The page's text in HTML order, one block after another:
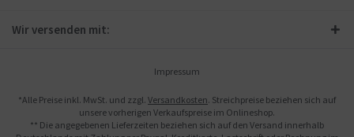
Wir versenden mit:
Impressum
*Alle Preise inkl. MwSt. und zzgl. Versandkosten. Streichpreise beziehen sich auf
unsere vorherigen Verkaufspreise im Onlineshop.
** Die angegebenen Lieferzeiten beziehen sich auf den Versand innerhalb